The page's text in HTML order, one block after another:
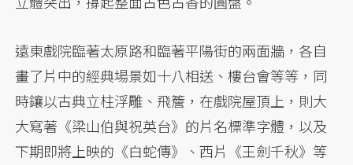
遠東戲院臨著太原路和臨著平陽街的兩面牆，各自
畫了片中的經典場景如十八相送、樓台會等等，同
時鑲以古典立柱浮雕、飛簷，在戲院屋頂上，則大
大寫著《梁山伯與祝英台》的片名標準字體，以及
下期即將上映的《白蛇傳》、西片《王劍千秋》等